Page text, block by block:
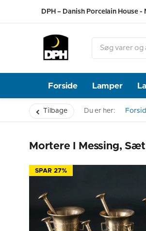
DPH – Danish Porcelain House
Forside Lamper
Tilbage Du er her:
Mortere I Messing,
SPAR 27%